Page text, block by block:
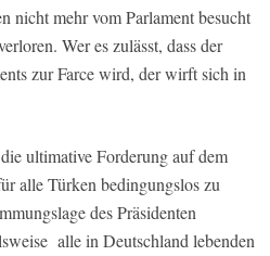
nicht mehr vom Parlament besucht
Wer es zulässt, dass der
zur Farce wird, der wirft sich in
ultimative Forderung auf dem
alle Türken bedingungslos zu
des Präsidenten
alle in Deutschland lebenden